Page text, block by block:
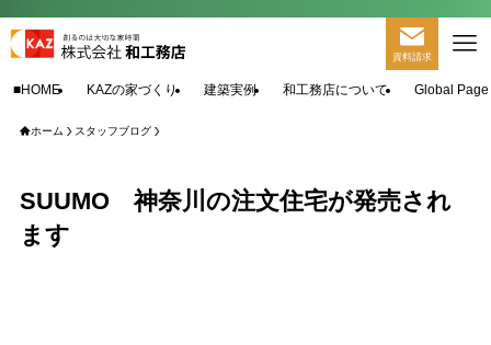
資料請求
■HOME KAZの家づくり 建築実例 和工務店について Global
ホーム スタッフブログ
SUUMO 神奈川の注文住宅が発売され
ます